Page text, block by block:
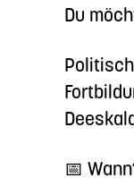
Du
📅